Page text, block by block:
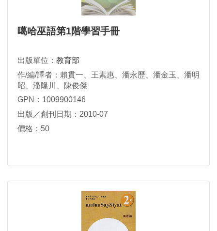
噶哈巫語第1階學習手冊
出版單位： 教育部
作/編/譯者：賴貫一、王素惠、潘永歷、潘金玉、潘明
昭、潘隆川、陳俊傑
GPN：1009900146
出版／創刊日期：2010-07
價格：50